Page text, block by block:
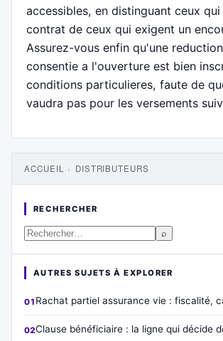
accessibles, en distinguant ceux
contrat de ceux qui exigent un
Assurez-vous enfin qu'une
consentie a l'ouverture est bien
conditions particulieres, faute de
vaudra pas pour les versements
ACCUEIL › DISTRIBUTEURS
RECHERCHER
⌕
AUTRES SUJETS À EXPLORER
Rachat partiel assurance vie : fiscalité,
Clause bénéficiaire : la ligne qui décide